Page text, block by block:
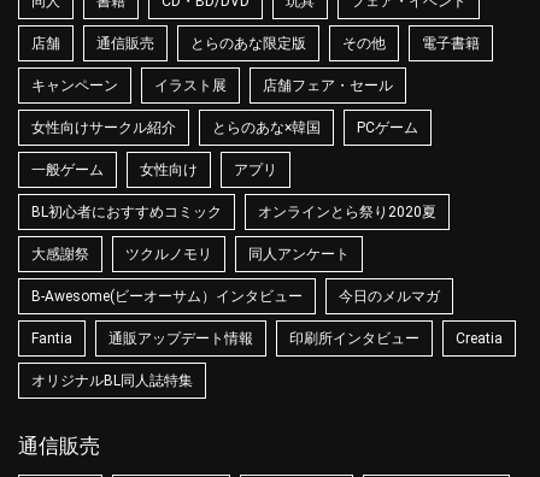
店舗 通信販売 とらのあな限定版 その他 電子書籍
キャンペーン イラスト展 店舗フェア・セール
女性向けサークル紹介 とらのあな×韓国 PCゲーム
一般ゲーム 女性向け アプリ
BL初心者におすすめコミック オンラインとら祭り2020夏
大感謝祭 ツクルノモリ 同人アンケート
B-Awesome(ビーオーサム）インタビュー 今日のメルマガ
Fantia 通販アップデート情報 印刷所インタビュー Creatia
オリジナルBL同人誌特集
通信販売